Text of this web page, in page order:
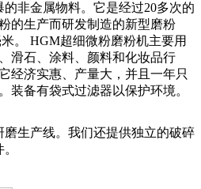
非金属物料。它是经过20多次的
的生产而研发制造的新型磨粉
。 HGM超细微粉磨粉机主要用
滑石、涂料、颜料和化妆品行
经济实惠、产量大，并且一年只
装备有袋式过滤器以保护环境。
生产线。我们还提供独立的破碎